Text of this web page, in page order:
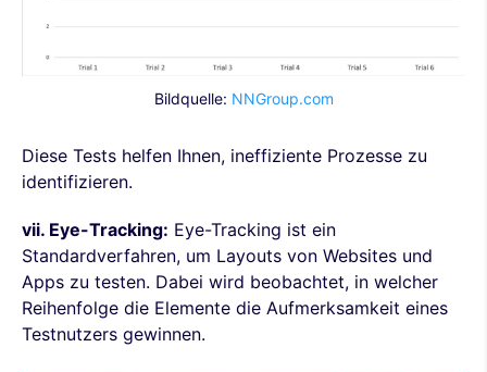
Bildquelle: NNGroup.com
Diese Tests helfen Ihnen, ineffiziente Prozesse zu
identifizieren.
vii. Eye-Tracking: Eye-Tracking ist ein
Standardverfahren, um Layouts von Websites und
Apps zu testen. Dabei wird beobachtet, in welcher
Reihenfolge die Elemente die Aufmerksamkeit eines
Testnutzers gewinnen.